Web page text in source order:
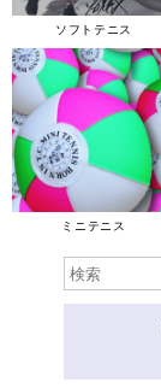
ソフトテニス
ミニテニス